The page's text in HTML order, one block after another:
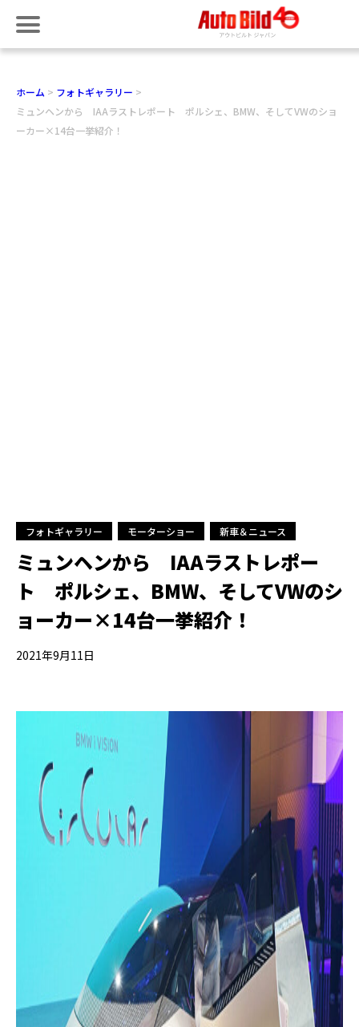
ホーム
フォトギャラリー
ミュンヘンから IAAラストレポート ポルシェ、BMW、そしてVWのショ
ーカー×14台一挙紹介！
フォトギャラリー モーターショー 新車＆ニュース
ミュンヘンから IAAラストレポー
ト ポルシェ、BMW、そしてVWのシ
ョーカー×14台一挙紹介！
2021年9月11日